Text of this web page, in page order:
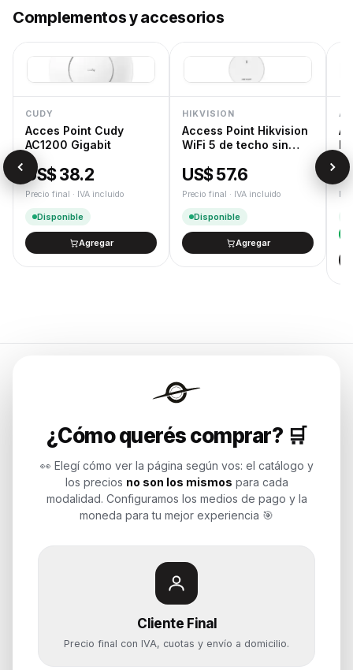
Complementos y accesorios
CUDY
Acces Point Cudy
AC1200 Gigabit
US$ 38.2
Precio final · IVA incluido
Disponible
Agregar
HIKVISION
Access Point Hikvision
WiFi 5 de techo sin
US$ 57.6
Precio final · IVA incluido
Disponible
Agregar
¿Cómo querés comprar? 🛒
👀 Elegí cómo ver la página según vos: el catálogo y
los precios no son los mismos para cada
modalidad. Configuramos los medios de pago y la
moneda para tu mejor experiencia 🎯
Cliente Final
Precio final con IVA, cuotas y envío a domicilio.
Endurances
Soluciones de tecnología para
Potenciamos tu mundo.
Time to work
Categorías
Notebooks
Computadoras y PCs